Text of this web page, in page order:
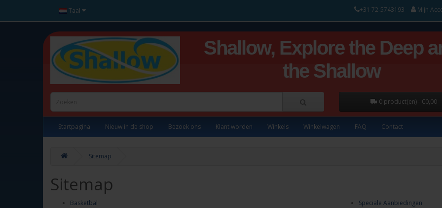
Taal +31 72-5743193 Mijn
Shallow, Explore the Deep
the Shallow
0 product(en) - €0,00
Startpagina Nieuw in de shop Bezoek ons Klant worden Winkels Winkelwagen FAQ Contact
Sitemap
Sitemap
Basketbal
Speciale Aanbiedingen